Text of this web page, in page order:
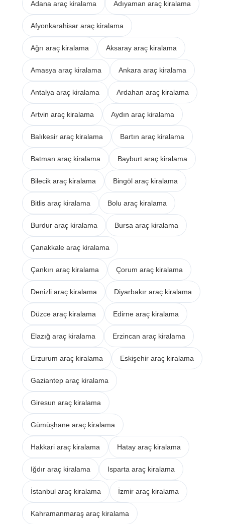
Adana araç kiralama Adıyaman araç kiralama
Afyonkarahisar araç kiralama
Ağrı araç kiralama Aksaray araç kiralama
Amasya araç kiralama Ankara araç kiralama
Antalya araç kiralama Ardahan araç kiralama
Artvin araç kiralama Aydın araç kiralama
Balıkesir araç kiralama Bartın araç kiralama
Batman araç kiralama Bayburt araç kiralama
Bilecik araç kiralama Bingöl araç kiralama
Bitlis araç kiralama Bolu araç kiralama
Burdur araç kiralama Bursa araç kiralama
Çanakkale araç kiralama
Çankırı araç kiralama Çorum araç kiralama
Denizli araç kiralama Diyarbakır araç kiralama
Düzce araç kiralama Edirne araç kiralama
Elazığ araç kiralama Erzincan araç kiralama
Erzurum araç kiralama Eskişehir araç kiralama
Gaziantep araç kiralama
Giresun araç kiralama
Gümüşhane araç kiralama
Hakkari araç kiralama Hatay araç kiralama
Iğdır araç kiralama Isparta araç kiralama
İstanbul araç kiralama İzmir araç kiralama
Kahramanmaraş araç kiralama